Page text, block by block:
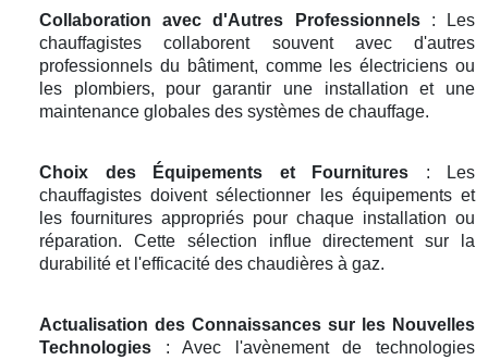
Collaboration avec d'Autres Professionnels: Les
chauffagistes collaborent souvent avec d'autres
professionnels du bâtiment, comme les électriciens ou
les plombiers, pour garantir une installation et une
maintenance globales des systèmes de chauffage.
Choix des Équipements et Fournitures : Les
chauffagistes doivent sélectionner les équipements et
les fournitures appropriés pour chaque installation ou
réparation. Cette sélection influe directement sur la
durabilité et l'efficacité des chaudières à gaz.
Actualisation des Connaissances sur les Nouvelles
Technologies : Avec l'avènement de technologies